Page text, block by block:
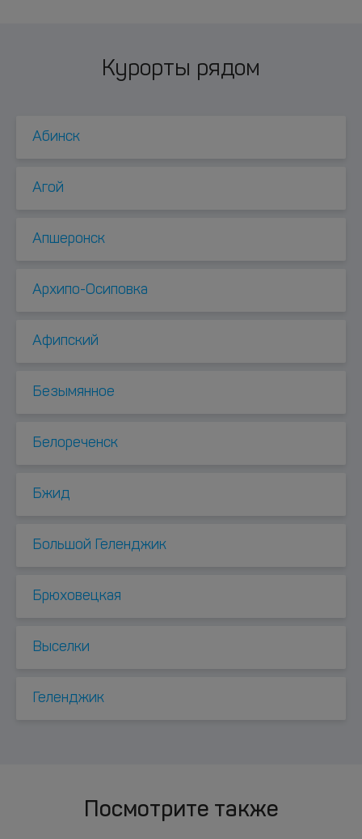
Курорты рядом
Абинск
Агой
Апшеронск
Архипо-Осиповка
Афипский
Безымянное
Белореченск
Бжид
Большой Геленджик
Брюховецкая
Выселки
Геленджик
Посмотрите также